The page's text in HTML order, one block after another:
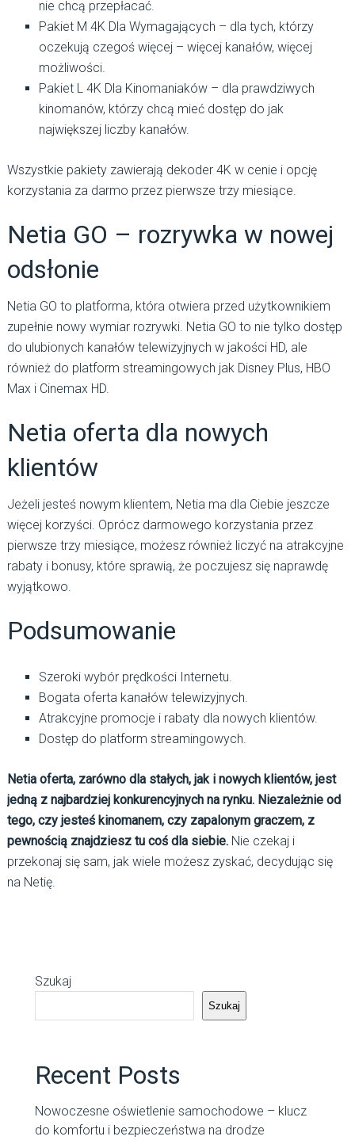
nie chcą przepłacać.
Pakiet M 4K Dla Wymagających – dla tych, którzy
oczekują czegoś więcej – więcej kanałów, więcej
możliwości.
Pakiet L 4K Dla Kinomaniaków – dla prawdziwych
kinomanów, którzy chcą mieć dostęp do jak
największej liczby kanałów.
Wszystkie pakiety zawierają dekoder 4K w cenie i opcję
korzystania za darmo przez pierwsze trzy miesiące.
Netia GO – rozrywka w nowej
odsłonie
Netia GO to platforma, która otwiera przed użytkownikiem
zupełnie nowy wymiar rozrywki. Netia GO to nie tylko dostęp
do ulubionych kanałów telewizyjnych w jakości HD, ale
również do platform streamingowych jak Disney Plus, HBO
Max i Cinemax HD.
Netia oferta dla nowych
klientów
Jeżeli jesteś nowym klientem, Netia ma dla Ciebie jeszcze
więcej korzyści. Oprócz darmowego korzystania przez
pierwsze trzy miesiące, możesz również liczyć na atrakcyjne
rabaty i bonusy, które sprawią, że poczujesz się naprawdę
wyjątkowo.
Podsumowanie
Szeroki wybór prędkości Internetu.
Bogata oferta kanałów telewizyjnych.
Atrakcyjne promocje i rabaty dla nowych klientów.
Dostęp do platform streamingowych.
Netia oferta, zarówno dla stałych, jak i nowych klientów, jest
jedną z najbardziej konkurencyjnych na rynku. Niezależnie od
tego, czy jesteś kinomanem, czy zapalonym graczem, z
pewnością znajdziesz tu coś dla siebie.Nie czekaj i
przekonaj się sam, jak wiele możesz zyskać, decydując się
na Netię.
Szukaj
Szukaj
Recent Posts
Nowoczesne oświetlenie samochodowe – klucz
do komfortu i bezpieczeństwa na drodze